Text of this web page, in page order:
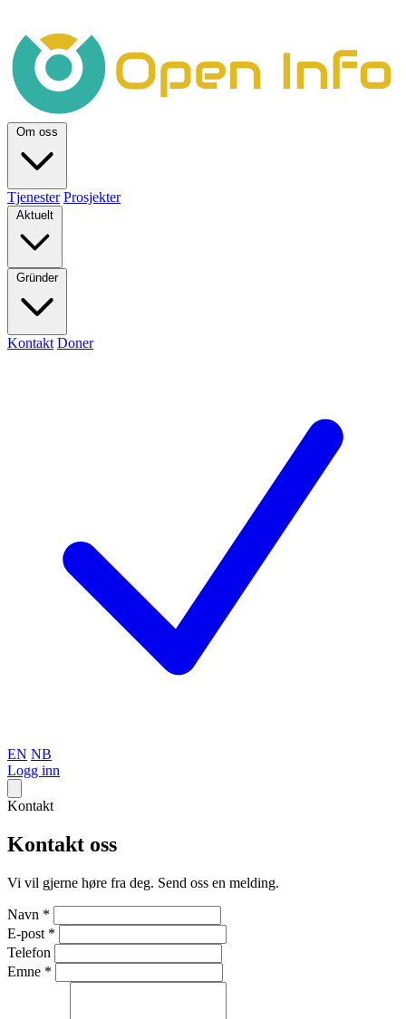
Om oss
Tjenester Prosjekter
Aktuelt
Gründer
Kontakt Doner
EN NB
Logg inn
Kontakt
Kontakt oss
Vi vil gjerne høre fra deg. Send oss en melding.
Navn *
E-post *
Telefon
Emne *